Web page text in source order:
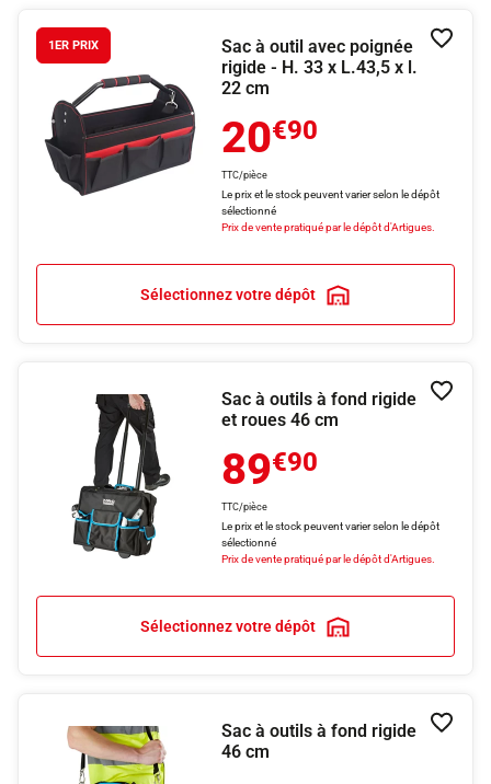
1ER PRIX
Sac à outil avec poignée
rigide - H. 33 x L.43,5 x l.
22 cm
20€90
TTC/pièce
Le prix et le stock peuvent varier selon le dépôt
sélectionné
Prix de vente pratiqué par le dépôt d'Artigues.
Sélectionnez votre dépôt
Sac à outils à fond rigide
et roues 46 cm
89€90
TTC/pièce
Le prix et le stock peuvent varier selon le dépôt
sélectionné
Prix de vente pratiqué par le dépôt d'Artigues.
Sélectionnez votre dépôt
Sac à outils à fond rigide
46 cm